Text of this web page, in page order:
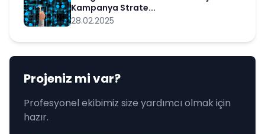
Kampanya Strate...
28.02.2025
Projeniz mi var?
Profesyonel ekibimiz size yardımcı olmak için
hazır.